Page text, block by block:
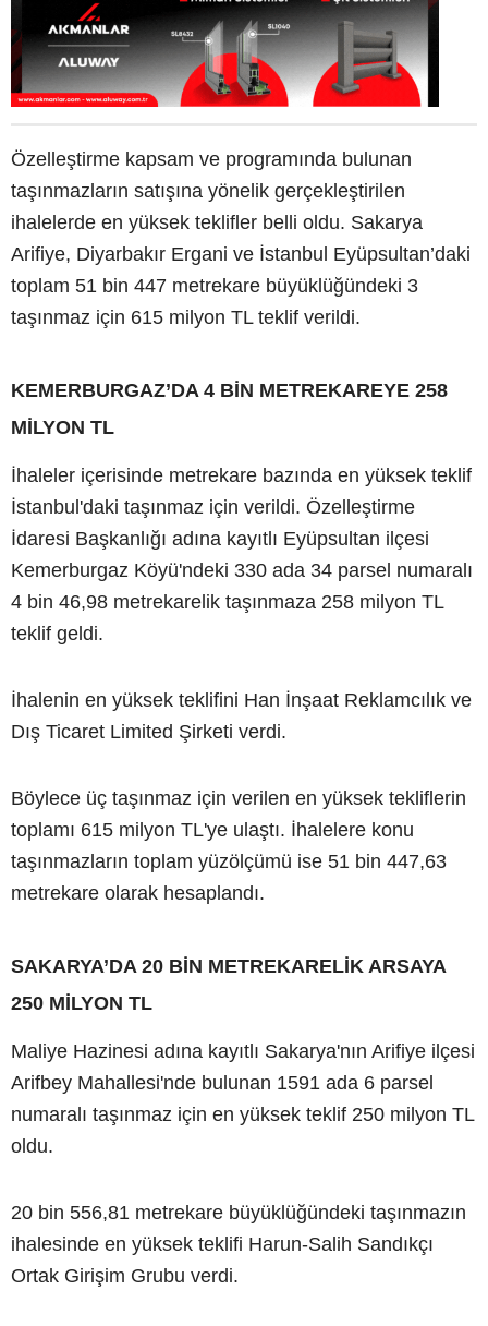
Özelleştirme kapsam ve programında bulunan
taşınmazların satışına yönelik gerçekleştirilen
ihalelerde en yüksek teklifler belli oldu. Sakarya
Arifiye, Diyarbakır Ergani ve İstanbul Eyüpsultan’daki
toplam 51 bin 447 metrekare büyüklüğündeki 3
taşınmaz için 615 milyon TL teklif verildi.
KEMERBURGAZ’DA 4 BİN METREKAREYE 258
MİLYON TL
İhaleler içerisinde metrekare bazında en yüksek teklif
İstanbul'daki taşınmaz için verildi. Özelleştirme
İdaresi Başkanlığı adına kayıtlı Eyüpsultan ilçesi
Kemerburgaz Köyü'ndeki 330 ada 34 parsel numaralı
4 bin 46,98 metrekarelik taşınmaza 258 milyon TL
teklif geldi.
İhalenin en yüksek teklifini Han İnşaat Reklamcılık ve
Dış Ticaret Limited Şirketi verdi.
Böylece üç taşınmaz için verilen en yüksek tekliflerin
toplamı 615 milyon TL'ye ulaştı. İhalelere konu
taşınmazların toplam yüzölçümü ise 51 bin 447,63
metrekare olarak hesaplandı.
SAKARYA’DA 20 BİN METREKARELİK ARSAYA
250 MİLYON TL
Maliye Hazinesi adına kayıtlı Sakarya'nın Arifiye ilçesi
Arifbey Mahallesi'nde bulunan 1591 ada 6 parsel
numaralı taşınmaz için en yüksek teklif 250 milyon TL
oldu.
20 bin 556,81 metrekare büyüklüğündeki taşınmazın
ihalesinde en yüksek teklifi Harun-Salih Sandıkçı
Ortak Girişim Grubu verdi.